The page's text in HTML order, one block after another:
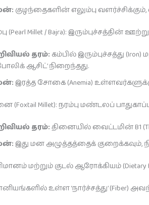
குழந்தைகளின் எலும்பு
(Pearl Millet / Bajra): இரும்புச்சத்தின் ஊற்று
தரம்: கம்பில் இரும்புச்சத்து
ஆசிட்’ நிறைந்தது.
இரத்த சோகை (Anemia)
(Foxtail Millet): நரம்பு மண்டலப்
தரம்:தினையில் வைட்டமின் B1
இது மன அழுத்தத்தைக் குறைக்கவும்,
மற்றும் குடல் ஆரோக்கியம் (Dietary
உள்ள ‘நார்ச்சத்து’ (Fiber)